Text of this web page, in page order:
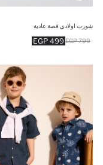
شورت اولادي قصة عادية
499 EGP 799 EGP